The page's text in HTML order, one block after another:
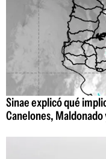
Sinae explicó qué
Canelones, Maldonado